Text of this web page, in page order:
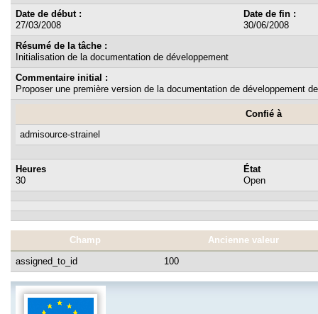
Date de début :
27/03/2008
Date de fin :
30/06/2008
Résumé de la tâche :
Initialisation de la documentation de développement
Commentaire initial :
Proposer une première version de la documentation de développement
Confié à
admisource-strainel
Heures
30
État
Open
Champ
Ancienne valeur
assigned_to_id
100